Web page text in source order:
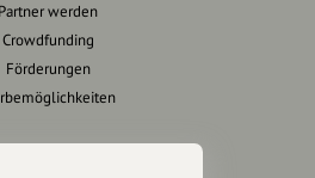
Partner werden
Crowdfunding
Förderungen